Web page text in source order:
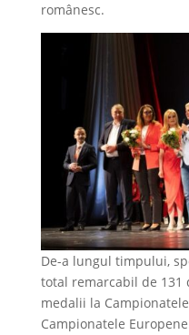
românesc.
De-a lungul timpului,
total remarcabil de 131
medalii la
Campionatele